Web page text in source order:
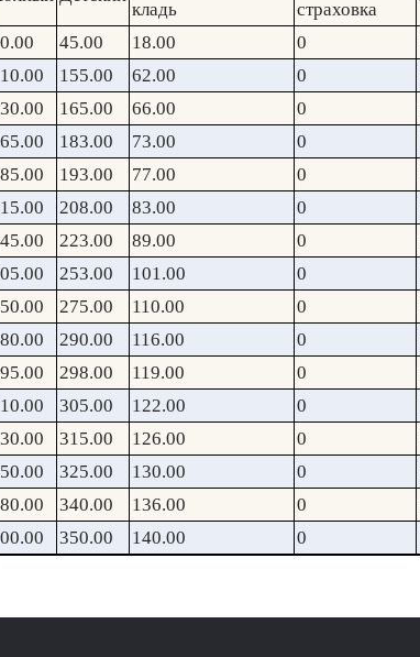
кладь
страховка
45.00 18.00 0
155.00 62.00 0
165.00 66.00 0
183.00 73.00 0
193.00 77.00 0
208.00 83.00 0
223.00 89.00 0
253.00 101.00 0
275.00 110.00 0
290.00 116.00 0
298.00 119.00 0
305.00 122.00 0
315.00 126.00 0
325.00 130.00 0
340.00 136.00 0
350.00 140.00 0